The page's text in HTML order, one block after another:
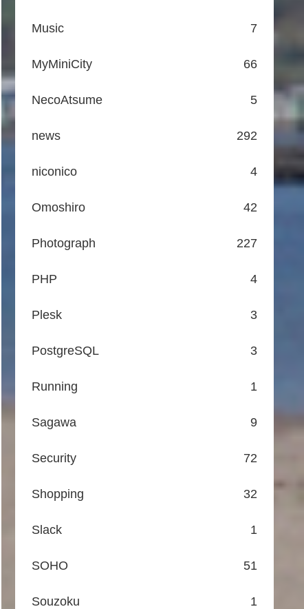
Music 7
MyMiniCity 66
NecoAtsume 5
news 292
niconico 4
Omoshiro 42
Photograph 227
PHP 4
Plesk 3
PostgreSQL 3
Running 1
Sagawa 9
Security 72
Shopping 32
Slack 1
SOHO 51
Souzoku 1